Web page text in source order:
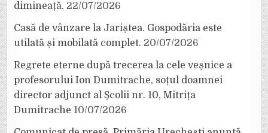
dimineață. 22/07/2026
Casă de vânzare la Jariștea. Gospodăria este
utilată și mobilată complet. 20/07/2026
Regrete eterne după trecerea la cele veșnice a
profesorului Ion Dumitrache, soțul doamnei
director adjunct al Școlii nr. 10, Mitrița
Dumitrache 10/07/2026